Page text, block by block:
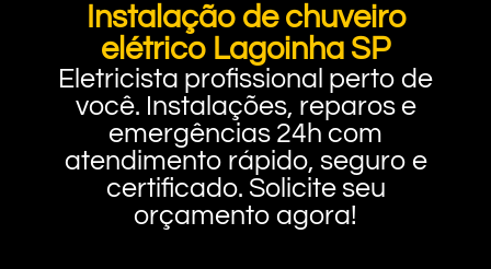
Instalação de chuveiro
elétrico Lagoinha SP
Eletricista profissional perto de
você. Instalações, reparos e
emergências 24h com
atendimento rápido, seguro e
certificado. Solicite seu
orçamento agora!